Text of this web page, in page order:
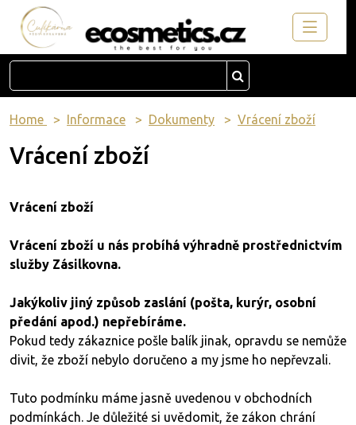
Home Informace Dokumenty Vrácení zboží
Vrácení zboží
Vrácení zboží
Vrácení zboží u nás probíhá výhradně prostřednictvím
služby Zásilkovna.
Jakýkoliv jiný způsob zaslání (pošta, kurýr, osobní
předání apod.) nepřebíráme.
Pokud tedy zákaznice pošle balík jinak, opravdu se nemůže
divit, že zboží nebylo doručeno a my jsme ho nepřevzali.
Tuto podmínku máme jasně uvedenou v obchodních
podmínkách. Je důležité si uvědomit, že zákon chrání